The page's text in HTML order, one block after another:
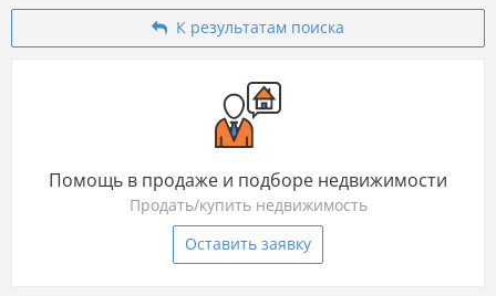
К результатам поиска
Помощь в продаже и подборе недвижимости
Продать/купить недвижимость
Оставить заявку